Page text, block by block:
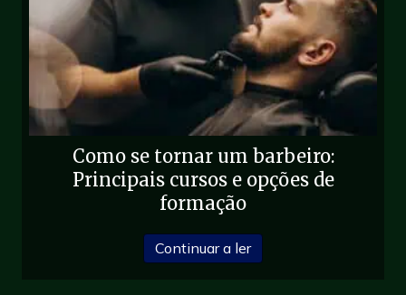
Como se tornar um barbeiro:
Principais cursos e opções de
formação
Continuar a ler